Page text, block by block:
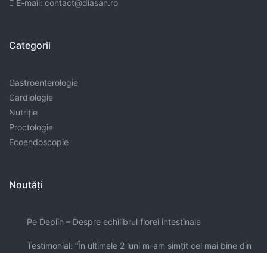
E-mail: contact@diasan.ro
Categorii
Gastroenterologie
Cardiologie
Nutriție
Proctologie
Ecoendoscopie
Noutăți
Pe Deplin – Despre echilibrul florei intestinale
Testimonial: “În ultimele 2 luni m-am simţit cel mai bine din